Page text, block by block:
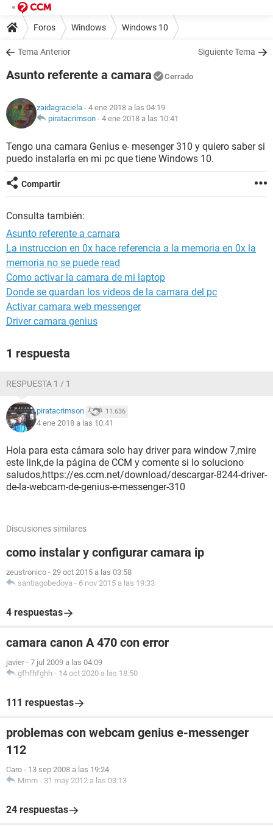
Foros Windows Windows 10
Tema Anterior Siguiente Tema
Asunto referente a camara Cerrado
zaidagraciela - 4 ene 2018 a las 04:19
piratacrimson - 4 ene 2018 a las 10:41
Tengo una camara Genius e- mesenger 310 y quiero saber si
puedo instalarla en mi pc que tiene Windows 10.
Compartir
Consulta también:
Asunto referente a camara
La instruccion en 0x hace referencia a la memoria en 0x la
memoria no se puede read
Como activar la camara de mi laptop
Donde se guardan los videos de la camara del pc
Activar camara web messenger
Driver camara genius
1 respuesta
RESPUESTA 1 / 1
piratacrimson 11.636
4 ene 2018 a las 10:41
Hola para esta cámara solo hay driver para window 7,mire
este link,de la página de CCM y comente si lo soluciono
saludos,https://es.ccm.net/download/descargar-8244-driver-
de-la-webcam-de-genius-e-messenger-310
Discusiones similares
como instalar y configurar camara ip
zeustronico - 29 oct 2015 a las 03:58
santiagobedoya - 6 nov 2015 a las 19:33
4 respuestas
camara canon A 470 con error
javier - 7 jul 2009 a las 04:09
gfhfhfghh - 14 oct 2020 a las 18:50
111 respuestas
problemas con webcam genius e-messenger
112
Caro - 13 sep 2008 a las 19:24
Mmm - 31 may 2012 a las 03:13
24 respuestas